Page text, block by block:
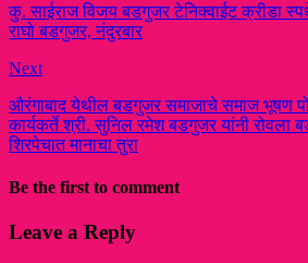
कु. साईराज विजय बडगुजर टेनिक्वाईट क्रीडा
राघो बडगुजर, नंदुरबार
Next
औरंगाबाद येथील बडगुजर समाजाचे समाज भूषण
कार्यकर्ते श्री. सुनिल रमेश बडगुजर यांनी
शिरपेचात मानाचा तुरा
Be the first to comment
Leave a Reply